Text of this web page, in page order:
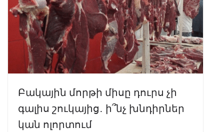
Բակային մորթի միսը դուրս չի
գալիս շուկայից․ ի՞նչ խնդիրներ
կան ոլորտում